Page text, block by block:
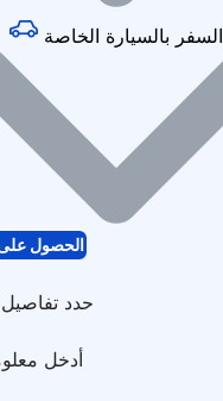
السفر بالسيارة الخاصة
الحصول
حدد
أدخل